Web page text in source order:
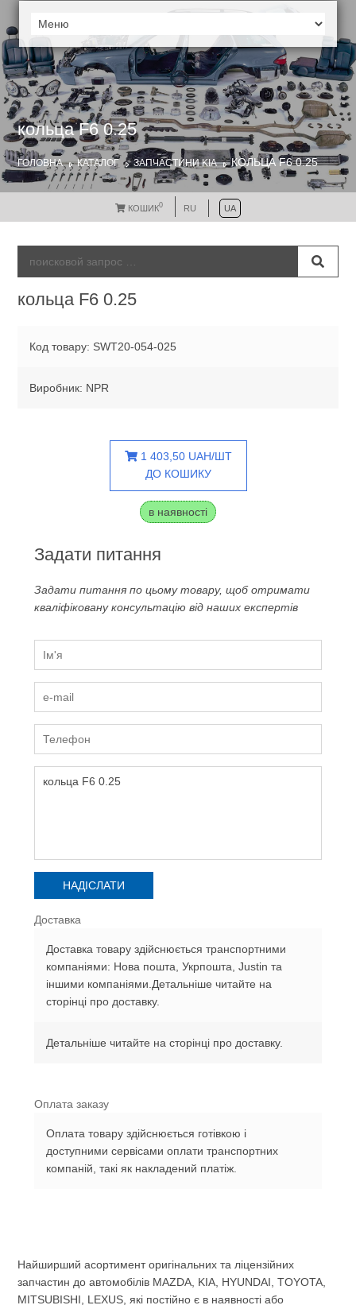
кольца F6 0.25
ГОЛОВНА КАТАЛОГ ЗАПЧАСТИНИ KIA КОЛЬЦА F6 0.25
КОШИК0 RU UA
кольца F6 0.25
Код товару: SWT20-054-025
Виробник: NPR
1 403,50 UAH/ШТ
ДО КОШИКУ
в наявності
Задати питання
Задати питання по цьому товару, щоб отримати
кваліфіковану консультацію від наших експертів
Доставка
Доставка товару здійснюється транспортними
компаніями: Нова пошта, Укрпошта, Justin та
іншими компаніями.Детальніше читайте на
сторінці про доставку.
Детальніше читайте на сторінці про доставку.
Оплата заказу
Оплата товару здійснюється готівкою і
доступними сервісами оплати транспортних
компаній, такі як накладений платіж.
Найширший асортимент оригінальних та ліцензійних
запчастин до автомобілів MAZDA, KIA, HYUNDAI, TOYOTA,
MITSUBISHI, LEXUS, які постійно є в наявності або